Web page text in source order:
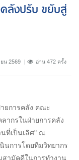
ลังปรับ ขยับสู่
น 2569 อ่าน 472 ครั้ง
ยการคลัง คณะ
ากรในฝ่ายการคลัง
ที่เป็นเลิศ" ณ
นการโดยทีมวิทยากร
สามัคคีในการทำงาน